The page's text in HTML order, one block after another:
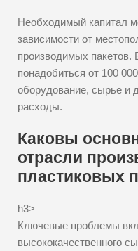
Необходимый капитал
зависимости от
производимых
понадобиться от 100
оборудование, сырье и
расходы.
Каковы
отрасли
пластиковых
h3>
Ключевые проблемы
высококачественного